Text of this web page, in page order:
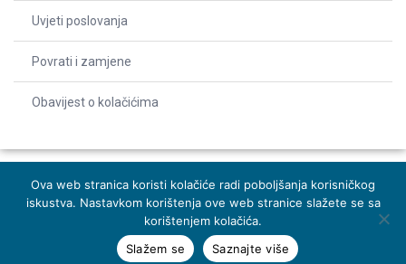
Dodaj u košaricu Naruči odmah
Uvjeti poslovanja
Povrati i zamjene
Obavijest o kolačićima
© 2026 Indentals. Sva prava pridržana – Design by Michel studio
Ova web stranica koristi kolačiće radi poboljšanja korisničkog
iskustva. Nastavkom korištenja ove web stranice slažete se sa
korištenjem kolačića.
Slažem se
Saznajte više